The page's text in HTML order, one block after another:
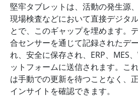
堅牢タブレットは、活動の発生源
現場検査などにおいて直接デジタ
とで、このギャップを埋めます。
合センサーを通じて記録されたデ
れ、安全に保存され、ERP、MES
ットフォームに送信されます。こ
は手動での更新を待つことなく、
インサイトを確認できます。